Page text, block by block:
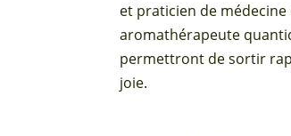
et praticien de
aromathérapeute
permettront de sortir
joie.